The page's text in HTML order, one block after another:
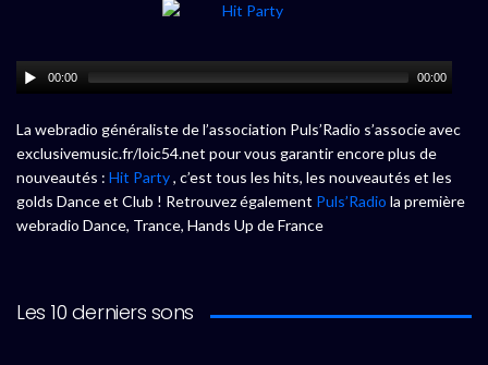
00:00 00:00
La webradio généraliste de l’association Puls’Radio s’associe avec
exclusivemusic.fr/loic54.net pour vous garantir encore plus de
nouveautés : Hit Party, c’est tous les hits, les nouveautés et les
golds Dance et Club ! Retrouvez également Puls’Radio la première
webradio Dance, Trance, Hands Up de France
Les 10 derniers sons